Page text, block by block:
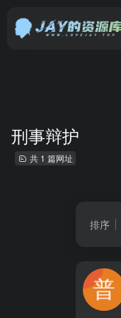
刑事辩护
共 1 篇网址
排序